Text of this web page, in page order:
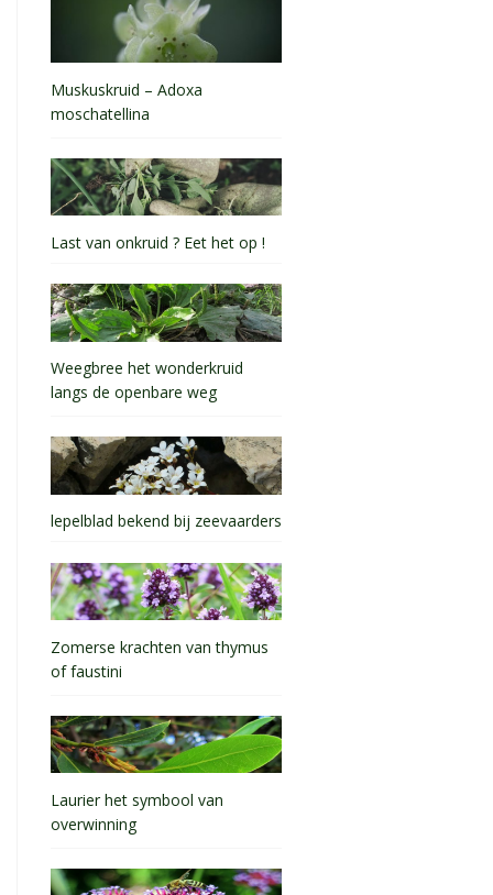
Muskuskruid – Adoxa
moschatellina
Last van onkruid ? Eet het op !
Weegbree het wonderkruid
langs de openbare weg
lepelblad bekend bij zeevaarders
Zomerse krachten van thymus
of faustini
Laurier het symbool van
overwinning